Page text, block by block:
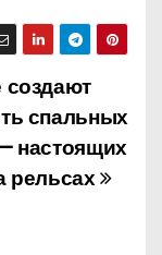
спальных
настоящих
рельсах